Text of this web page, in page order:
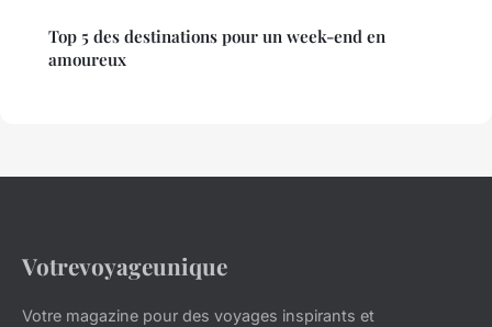
Top 5 des destinations pour un week-end en
amoureux
Votrevoyageunique
Votre magazine pour des voyages inspirants et